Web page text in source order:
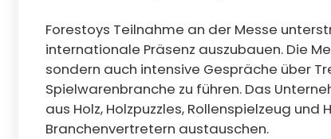
Forestoys Teilnahme an der Messe
internationale Präsenz auszubauen. Die
sondern auch intensive Gespräche über
Spielwarenbranche zu führen. Das
aus Holz, Holzpuzzles, Rollenspielzeug
Branchenvertretern austauschen.